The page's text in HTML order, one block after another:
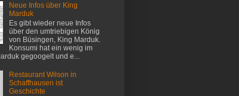
Neue Infos über King
Marduk
Es gibt wieder neue Infos
über den umtriebigen König
von Büsingen, King Marduk.
Konsumi hat ein wenig im
gegoogelt und e...
Restaurant Wilson in
Schaffhausen ist
Geschichte